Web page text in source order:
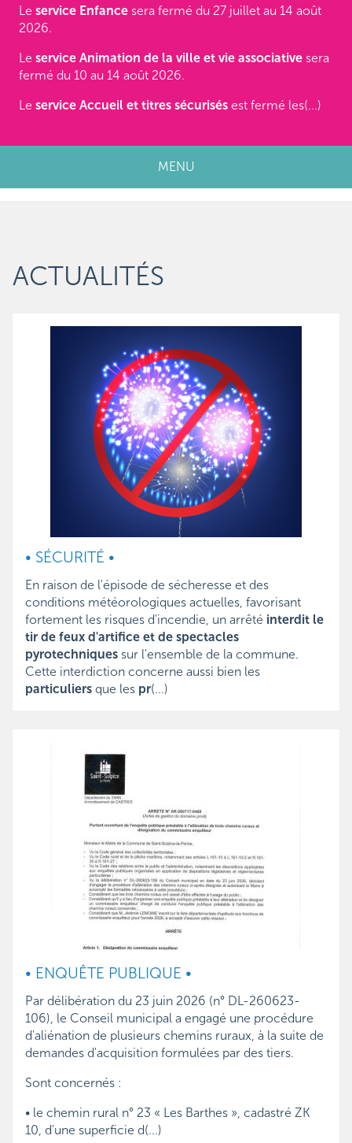
Le service Enfance sera fermé du 27 juillet au 14 août
2026.
Le service Animation de la ville et vie associative sera
fermé du 10 au 14 août 2026.
Le service Accueil et titres sécurisés est fermé les(...)
MENU
ACTUALITÉS
• SÉCURITÉ •
En raison de l'épisode de sécheresse et des
conditions météorologiques actuelles, favorisant
fortement les risques d'incendie, un arrêté interdit le
tir de feux d'artifice et de spectacles
pyrotechniques sur l'ensemble de la commune.
Cette interdiction concerne aussi bien les
particuliers que les pr(...)
• ENQUÊTE PUBLIQUE •
Par délibération du 23 juin 2026 (n° DL-260623-
106), le Conseil municipal a engagé une procédure
d'aliénation de plusieurs chemins ruraux, à la suite de
demandes d'acquisition formulées par des tiers.
Sont concernés :
• le chemin rural n° 23 « Les Barthes », cadastré ZK
10, d'une superficie d(...)